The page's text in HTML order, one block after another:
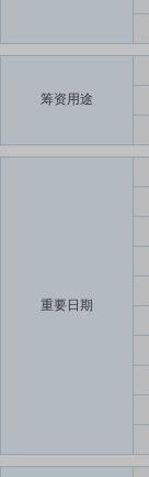
筹资用途
重要日期